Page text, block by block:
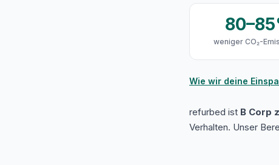
weniger CO₂-
Wie wir deine
refurbed ist B Corp
Verhalten. Unser